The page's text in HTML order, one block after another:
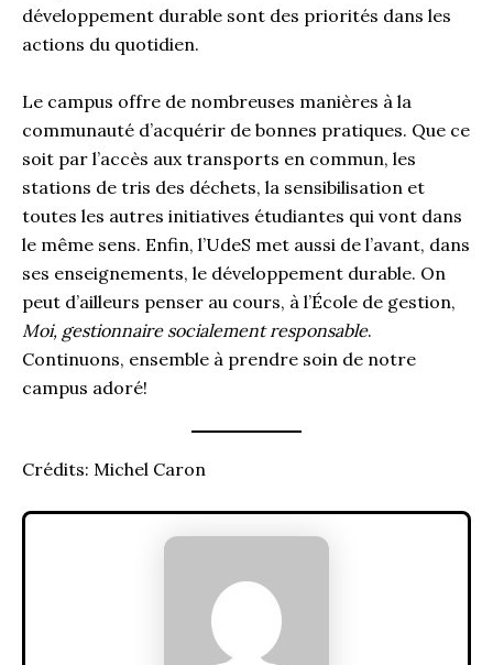
développement durable sont des priorités dans les
actions du quotidien.
Le campus offre de nombreuses manières à la
communauté d’acquérir de bonnes pratiques. Que ce
soit par l’accès aux transports en commun, les
stations de tris des déchets, la sensibilisation et
toutes les autres initiatives étudiantes qui vont dans
le même sens. Enfin, l’UdeS met aussi de l’avant, dans
ses enseignements, le développement durable. On
peut d’ailleurs penser au cours, à l’École de gestion,
Moi, gestionnaire socialement responsable.
Continuons, ensemble à prendre soin de notre
campus adoré!
Crédits: Michel Caron